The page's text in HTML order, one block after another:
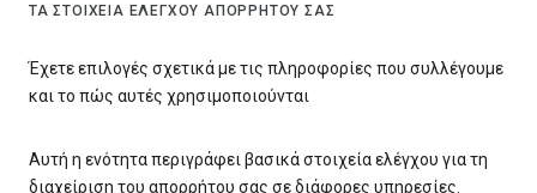
ΤΑ ΣΤΟΙΧΕΊΑ ΕΛΈΓΧΟΥ ΑΠΟΡΡΉΤΟΥ ΣΑΣ
Έχετε επιλογές σχετικά με τις πληροφορίες που συλλέγουμε
και το πώς αυτές χρησιμοποιούνται
Αυτή η ενότητα περιγράφει βασικά στοιχεία ελέγχου για τη
διαχείριση του απορρήτου σας σε διάφορες υπηρεσίες.